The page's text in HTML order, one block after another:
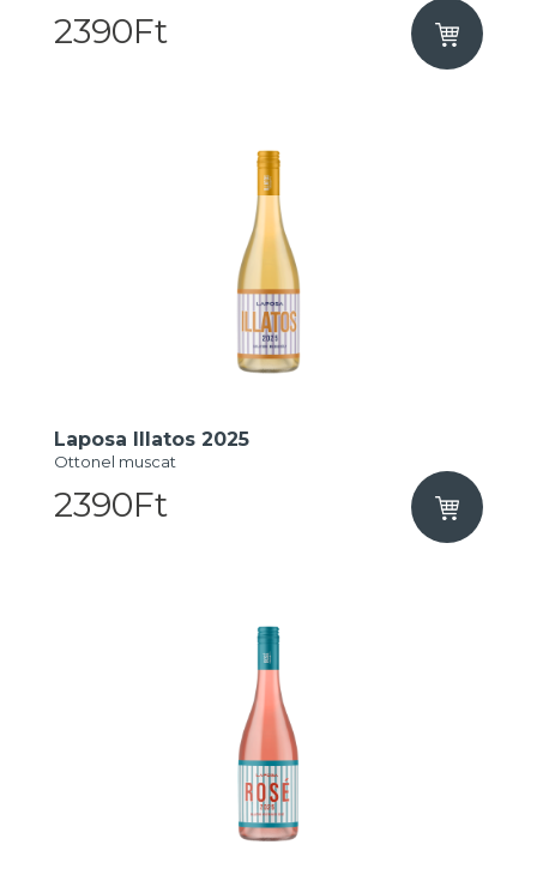
2390Ft
Laposa Illatos 2025
Ottonel muscat
2390Ft